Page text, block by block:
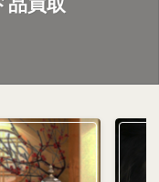
品買取